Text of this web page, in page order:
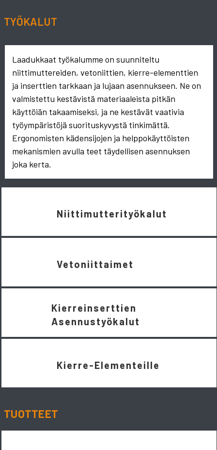
TYÖKALUT
Laadukkaat työkalumme on suunniteltu
niittimuttereiden, vetoniittien, kierre-elementtien
ja inserttien tarkkaan ja lujaan asennukseen. Ne on
valmistettu kestävistä materiaaleista pitkän
käyttöiän takaamiseksi, ja ne kestävät vaativia
työympäristöjä suorituskyvystä tinkimättä.
Ergonomisten kädensijojen ja helppokäyttöisten
mekanismien avulla teet täydellisen asennuksen
joka kerta.
Niittimutterityökalut
Vetoniittaimet
Kierreinserttien
Asennustyökalut
Kierre-Elementeille
TUOTTEET